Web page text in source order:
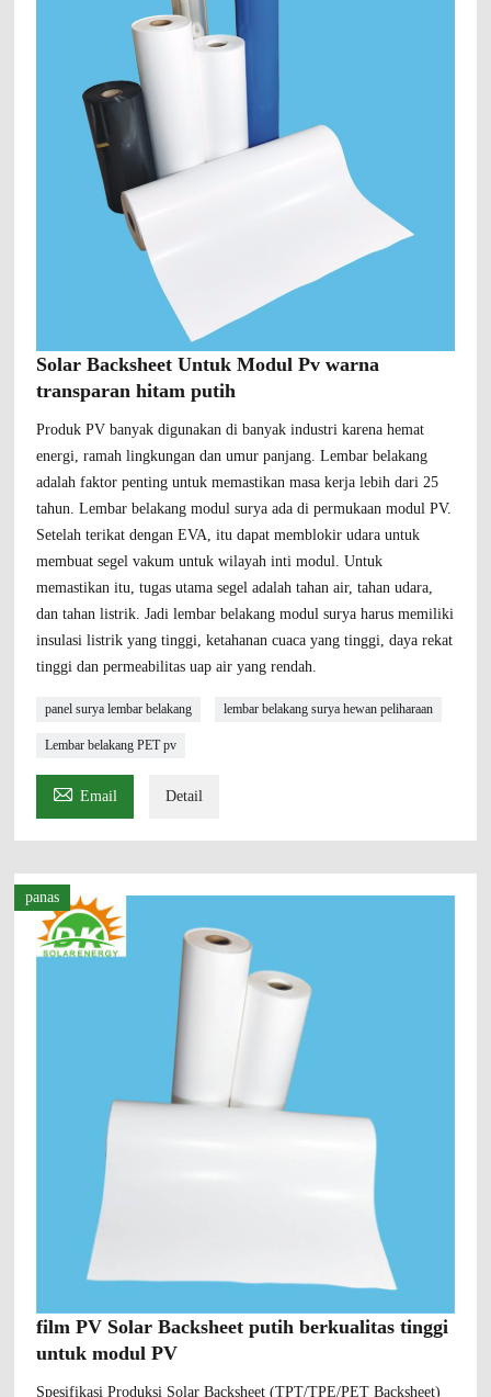
Solar Backsheet Untuk Modul Pv warna
transparan hitam putih
Produk PV banyak digunakan di banyak industri karena hemat
energi, ramah lingkungan dan umur panjang. Lembar belakang
adalah faktor penting untuk memastikan masa kerja lebih dari 25
tahun. Lembar belakang modul surya ada di permukaan modul PV.
Setelah terikat dengan EVA, itu dapat memblokir udara untuk
membuat segel vakum untuk wilayah inti modul. Untuk
memastikan itu, tugas utama segel adalah tahan air, tahan udara,
dan tahan listrik. Jadi lembar belakang modul surya harus memiliki
insulasi listrik yang tinggi, ketahanan cuaca yang tinggi, daya rekat
tinggi dan permeabilitas uap air yang rendah.
panel surya lembar belakang lembar belakang surya hewan peliharaan
Lembar belakang PET pv
 Email Detail
panas
film PV Solar Backsheet putih berkualitas tinggi
untuk modul PV
Spesifikasi Produksi Solar Backsheet (TPT/TPE/PET Backsheet)